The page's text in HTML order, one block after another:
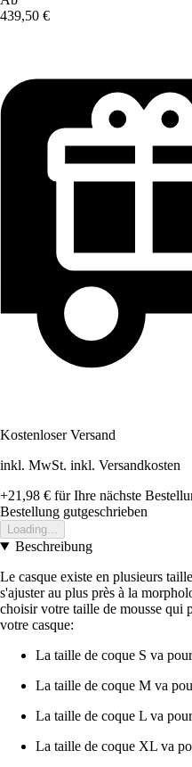
439,50 €
Kostenloser Versand
inkl. MwSt. inkl. Versandkosten
+21,98 € für Ihre nächste
Bestellung gutgeschrieben
Loading...
Beschreibung
Le casque existe en plusieurs
s'ajuster au plus près à la
choisir votre taille de mousse qui
votre casque:
La taille de coque S va
La taille de coque M va
La taille de coque L va
La taille de coque XL va